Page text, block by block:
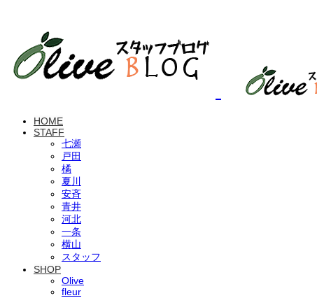
HOME
STAFF
七瀬
戸田
橘
夏川
安斉
青井
河北
一条
横山
スタッフ
SHOP
Olive
fleur